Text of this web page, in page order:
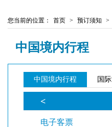
您当前的位置： 首页 > 预订须知 >
中国境内行程
中国境内行程 国